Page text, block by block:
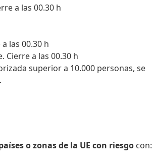
a las 00.30 h
las 00.30 h
a las 00.30 h
superior a 10.000 personas, se
o zonas de la UE con riesgo con: